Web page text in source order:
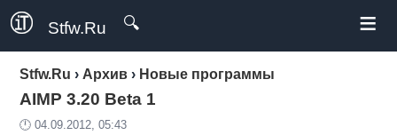
Stfw.Ru 🔍 ≡
Stfw.Ru › Архив › Новые программы
AIMP 3.20 Beta 1
🕛 04.09.2012, 05:43